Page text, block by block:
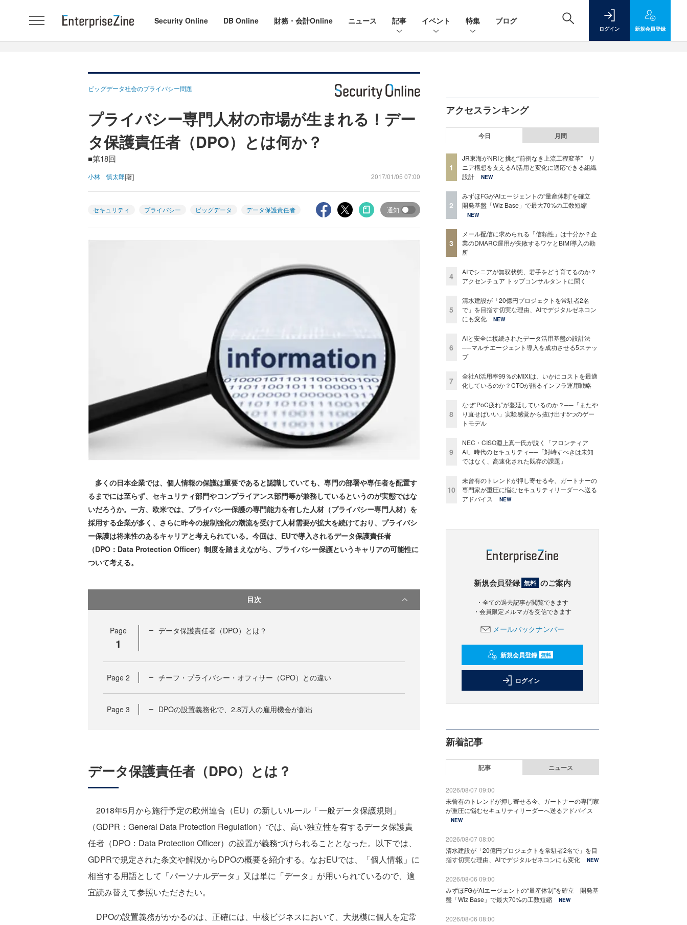
Security Online DB Online 財務・会計Online ニュース 記事 イベント 特集 ブログ
ログイン 新規会員登録
ビッグデータ社会のプライバシー問題
プライバシー専門人材の市場が生まれる！デー
タ保護責任者（DPO）とは何か？
■第18回
小林 慎太郎[著] 2017/01/05 07:00
セキュリティ プライバシー ビッグデータ データ保護責任者 通知
多くの日本企業では、個人情報の保護は重要であると認識していても、専門の部署や専任者を配置す
るまでには至らず、セキュリティ部門やコンプライアンス部門等が兼務しているというのが実態ではな
いだろうか。一方、欧米では、プライバシー保護の専門能力を有した人材（プライバシー専門人材）を
採用する企業が多く、さらに昨今の規制強化の潮流を受けて人材需要が拡大を続けており、プライバシ
ー保護は将来性のあるキャリアと考えられている。今回は、EUで導入されるデータ保護責任者
（DPO：Data Protection Officer）制度を踏まえながら、プライバシー保護というキャリアの可能性に
ついて考える。
目次
Page
1
データ保護責任者（DPO）とは？
Page 2 チーフ・プライバシー・オフィサー（CPO）との違い
Page 3 DPOの設置義務化で、2.8万人の雇用機会が創出
データ保護責任者（DPO）とは？
2018年5月から施行予定の欧州連合（EU）の新しいルール「一般データ保護規則」
（GDPR：General Data Protection Regulation）では、高い独立性を有するデータ保護責
任者（DPO：Data Protection Officer）の設置が義務づけられることとなった。以下では、
GDPRで規定された条文や解説からDPOの概要を紹介する。なおEUでは、「個人情報」に
相当する用語として「パーソナルデータ」又は単に「データ」が用いられているので、適
宜読み替えて参照いただきたい。
DPOの設置義務がかかるのは、正確には、中核ビジネスにおいて、大規模に個人を定常
アクセスランキング
今日 月間
1
JR東海がNRIと挑む“前例なき上流工程変革” リ
ニア構想を支えるAI活用と変化に適応できる組織
設計
NEW
2
みずほFGがAIエージェントの“量産体制”を確立
開発基盤「Wiz Base」で最大70%の工数短縮
NEW
3
メール配信に求められる「信頼性」は十分か？企
業のDMARC運用が失敗するワケとBIMI導入の勘
所
4
AIでシニアが無双状態、若手をどう育てるのか？
アクセンチュア トップコンサルタントに聞く
5
清水建設が「20億円プロジェクトを常駐者2名
で」を目指す切実な理由、AIでデジタルゼネコン
にも変化
NEW
6
AIと安全に接続されたデータ活用基盤の設計法
──マルチエージェント導入を成功させる5ステッ
プ
7
全社AI活用率99％のMIXIは、いかにコストを最適
化しているのか？CTOが語るインフラ運用戦略
8
なぜ“PoC疲れ”が蔓延しているのか？──「またや
り直せばいい」実験感覚から抜け出す5つのゲー
トモデル
9
NEC・CISO淵上真一氏が説く「フロンティア
AI」時代のセキュリティ──「対峙すべきは未知
ではなく、高速化された既存の課題」
10
未曾有のトレンドが押し寄せる今、ガートナーの
専門家が重圧に悩むセキュリティリーダーへ送る
アドバイス
NEW
新規会員登録 無料 のご案内
・全ての過去記事が閲覧できます
・会員限定メルマガを受信できます
メールバックナンバー
新規会員登録 無料
ログイン
新着記事
記事 ニュース
2026/08/07 09:00
未曾有のトレンドが押し寄せる今、ガートナーの専門家
が重圧に悩むセキュリティリーダーへ送るアドバイス
NEW
2026/08/07 08:00
清水建設が「20億円プロジェクトを常駐者2名で」を目
指す切実な理由、AIでデジタルゼネコンにも変化
NEW
2026/08/06 09:00
みずほFGがAIエージェントの“量産体制”を確立 開発基
盤「Wiz Base」で最大70%の工数短縮
NEW
2026/08/06 08:00